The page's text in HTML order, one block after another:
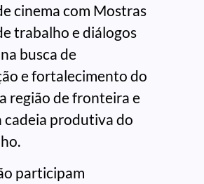
cinema com Mostras
trabalho e diálogos
busca de
e fortalecimento do
região de fronteira e
cadeia produtiva do
participam